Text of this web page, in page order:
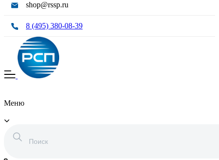
shop@rssp.ru
8 (495) 380-08-39
Меню